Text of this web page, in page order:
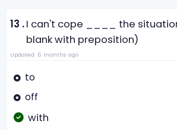
13 .I can't cope ____ the
blank with preposition)
Updated: 6 months ago
to
off
with